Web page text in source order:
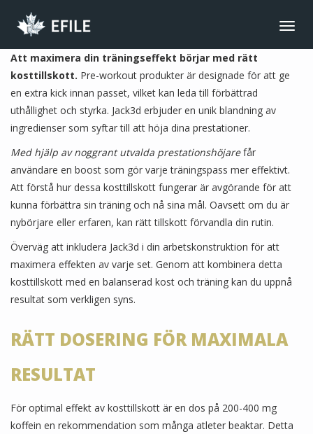
CONNECT
JOIN NOW
MEMBER LOGIN
FRANÇAIS
MAIN MENU
NEWS
EVENTS
JOIN NOW
ABOUT US
BENEFITS
LIBRARY
CONTACT
Att maximera din träningseffekt börjar med rätt
kosttillskott. Pre-workout produkter är designade för att ge
en extra kick innan passet, vilket kan leda till förbättrad
uthållighet och styrka. Jack3d erbjuder en unik blandning av
ingredienser som syftar till att höja dina prestationer.
Med hjälp av noggrant utvalda prestationshöjarefår
användare en boost som gör varje träningspass mer effektivt.
Att förstå hur dessa kosttillskott fungerar är avgörande för att
kunna förbättra sin träning och nå sina mål. Oavsett om du är
nybörjare eller erfaren, kan rätt tillskott förvandla din rutin.
Överväg att inkludera Jack3d i din arbetskonstruktion för att
maximera effekten av varje set. Genom att kombinera detta
kosttillskott med en balanserad kost och träning kan du uppnå
resultat som verkligen syns.
RÄTT DOSERING FÖR MAXIMALA
RESULTAT
För optimal effekt av kosttillskott är en dos på 200-400 mg
koffein en rekommendation som många atleter beaktar. Detta